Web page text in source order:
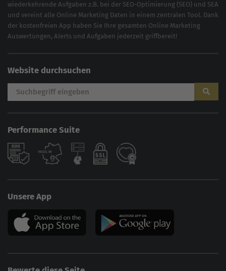
wiederkehrende Aufgaben z.B. bei der SEO-Optimierung (SEO) und SEA
und vereint alle Online Marketing Daten in einem zentralen Tool. Dank
der kostenfreien App haben Sie Ihre gesamten Online Marketing
Auswertungen, Alerts und Aufgaben jederzeit griffbereit!
Website durchsuchen
Performance Suite
Unsere App